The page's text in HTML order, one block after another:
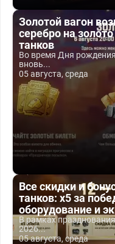
Золотой вагон
серебро на
танков
Во время Дня
вновь...
05 августа, среда
Все скидки и
танков: x5 за
оборудование и
В рамках
2026...
05 августа, среда